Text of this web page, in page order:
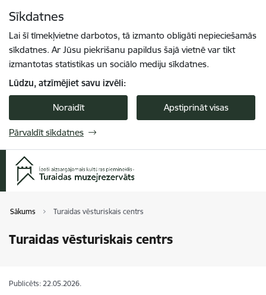
Sīkdatnes
Lai šī tīmekļvietne darbotos, tā izmanto obligāti nepieciešamās
sīkdatnes. Ar Jūsu piekrišanu papildus šajā vietnē var tikt
izmantotas statistikas un sociālo mediju sīkdatnes.
Lūdzu, atzīmējiet savu izvēli:
Noraidīt Apstiprināt visas
Pārvaldīt sīkdatnes
Sākums Turaidas vēsturiskais centrs
Turaidas vēsturiskais centrs
Publicēts: 22.05.2026.